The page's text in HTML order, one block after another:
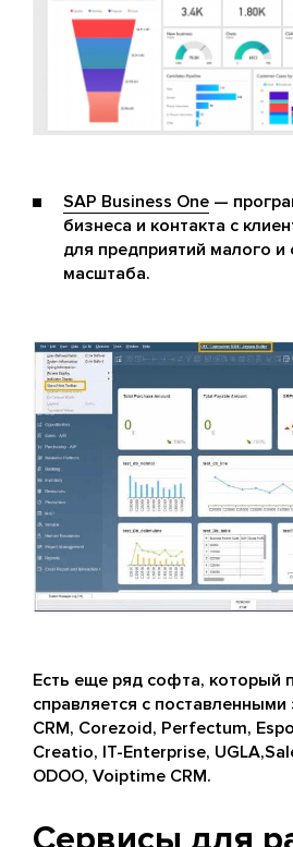
SAP Business One —
бизнеса и контакта с
для предприятий малого и
масштаба.
Есть еще ряд софта, который
справляется с
CRM, Corezoid, Perfectum,
Creatio, IT-Enterprise,
ODOO, Voiptime CRM.